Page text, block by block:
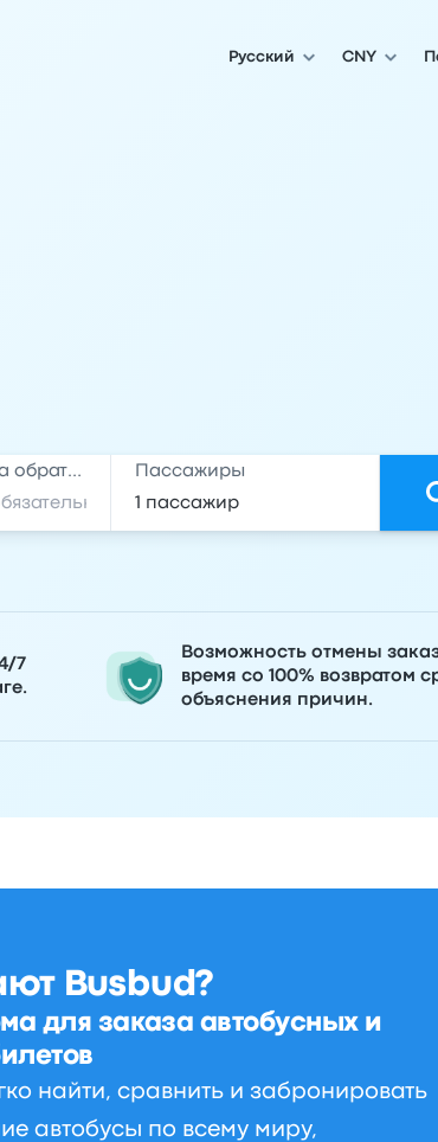
Русский CNY
Дата обратной поездки Пассажиры
7
Возможность отмены
время со 100% возвратом
объяснения причин.
Busbud?
для заказа автобусных и
найти, сравнить и забронировать
автобусы по всему миру,